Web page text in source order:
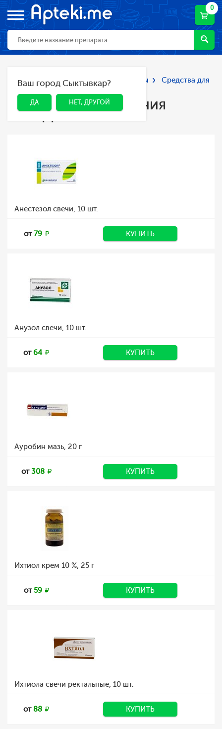
0
ДА НЕТ, ДРУГОЙ
Ваш город Сыктывкар?
ДА НЕТ, ДРУГОЙ
Главная Каталог Лекарства и БАДы
Средства для
лечения геморроя
Средства для лечения
геморроя
Анестезол свечи, 10 шт.
от79 КУПИТЬ
Анузол свечи, 10 шт.
от64 КУПИТЬ
Ауробин мазь, 20 г
от308 КУПИТЬ
Ихтиол крем 10 %, 25 г
от59 КУПИТЬ
Ихтиола свечи ректальные, 10 шт.
от88 КУПИТЬ